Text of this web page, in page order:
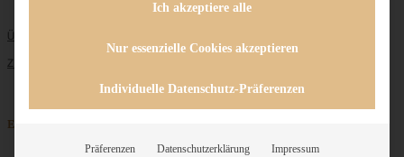
ÜBER MICH
ZUSAMMENARBEIT
Entdecken
Ich akzeptiere alle
Nur essenzielle Cookies akzeptieren
Individuelle Datenschutz-Präferenzen
Präferenzen Datenschutzerklärung Impressum